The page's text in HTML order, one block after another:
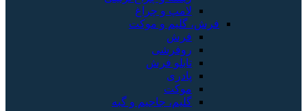
لامپ و چراغ
فرش، گلیم و موکت
فرش
روفرشی
تابلو فرش
پادری
موکت
گلیم، جاجیم و گبه